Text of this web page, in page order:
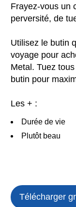
Frayez-vous un
perversité, de
Utilisez le butin
voyage pour
Metal. Tuez
butin pour
Les + :
Durée de vie
Plutôt beau
Télécharger